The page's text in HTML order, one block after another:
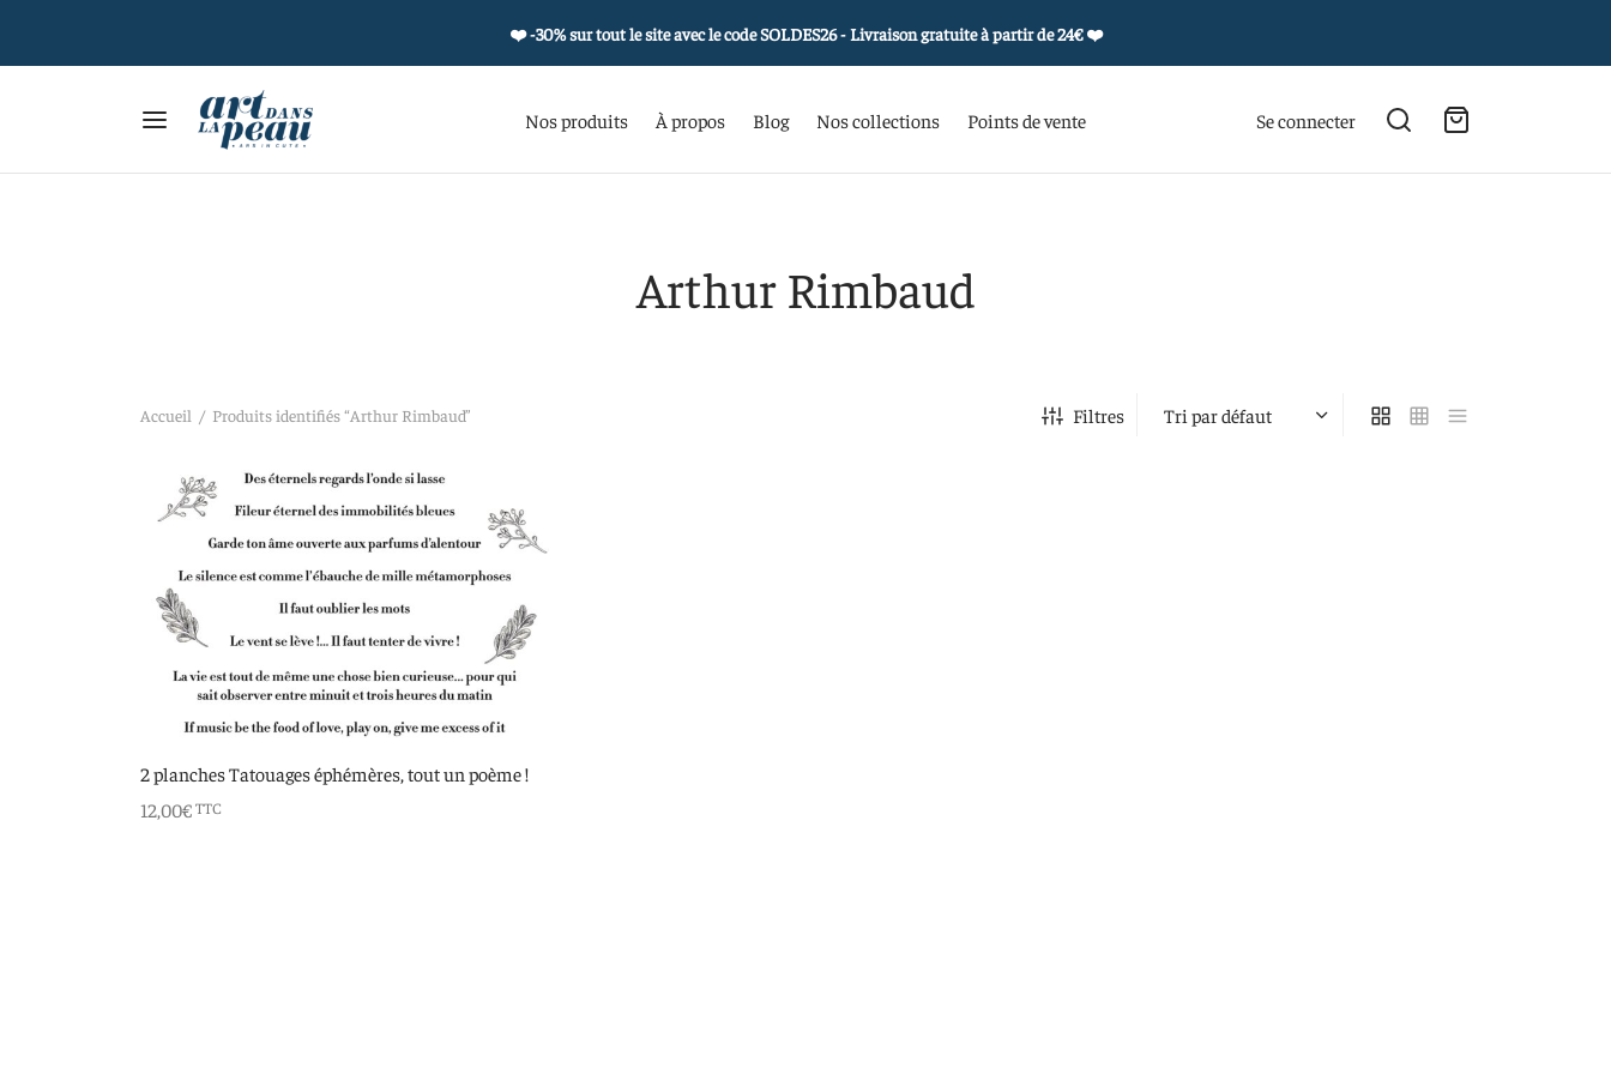
❤️ -30% sur tout le site avec le code SOLDES26 - Livraison gratuite à partir de 24€❤️
Nos produits À propos Blog Nos collections Points de vente Se connecter
Arthur Rimbaud
Accueil / Produits identifiés “Arthur Rimbaud” Filtres
2 planches Tatouages éphémères, tout un poème !
12,00€TTC